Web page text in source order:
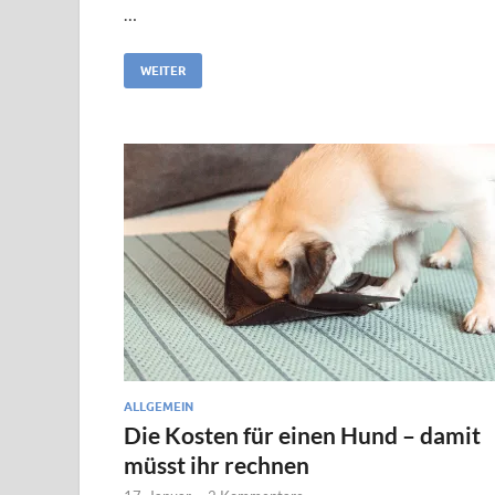
…
WEITER
ALLGEMEIN
Die Kosten für einen Hund – damit
müsst ihr rechnen